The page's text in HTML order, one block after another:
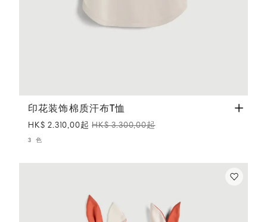
印花装饰棉质汗布T恤 巴拿马色
印花装饰棉质汗布T恤
HK$ 2.310,00起 HK$ 3.300,00起
3 色